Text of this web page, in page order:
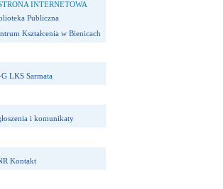
INTERNETOWA
Publiczna
Kształcenia w Bienicach
LKS Sarmata
i komunikaty
Kontakt